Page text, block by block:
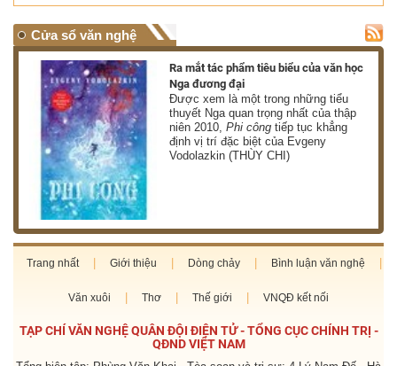
Cửa sổ văn nghệ
Ra mắt tác phẩm tiêu biểu của văn học
Nga đương đại
Được xem là một trong những tiểu
thuyết Nga quan trọng nhất của thập
niên 2010,Phi công tiếp tục khẳng
định vị trí đặc biệt của Evgeny
Vodolazkin (THÙY CHI)
Trang nhất Giới thiệu Dòng chảy Bình luận văn nghệ
Văn xuôi Thơ Thế giới VNQĐ kết nối
TẠP CHÍ VĂN NGHỆ QUÂN ĐỘI ĐIỆN TỬ - TỔNG CỤC CHÍNH TRỊ -
QĐND VIỆT NAM